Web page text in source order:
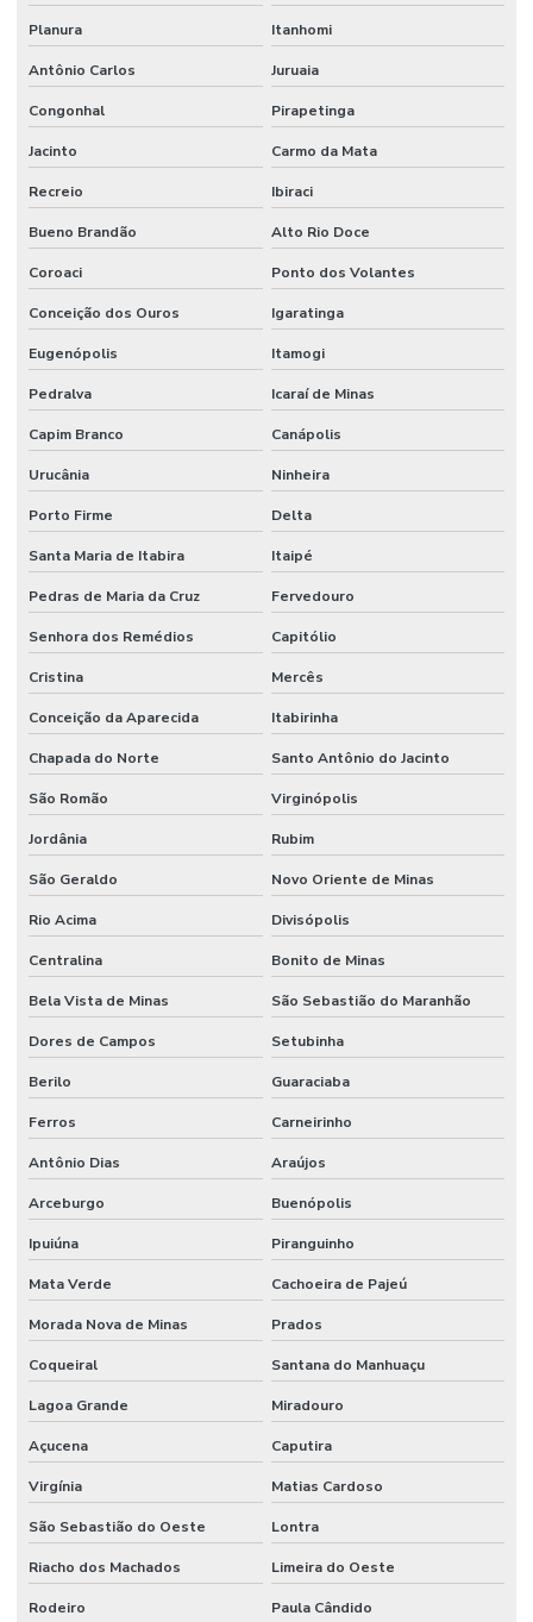
Planura Itanhomi
Antônio Carlos Juruaia
Congonhal Pirapetinga
Jacinto Carmo da Mata
Recreio Ibiraci
Bueno Brandão Alto Rio Doce
Coroaci Ponto dos Volantes
Conceição dos Ouros Igaratinga
Eugenópolis Itamogi
Pedralva Icaraí de Minas
Capim Branco Canápolis
Urucânia Ninheira
Porto Firme Delta
Santa Maria de Itabira Itaipé
Pedras de Maria da Cruz Fervedouro
Senhora dos Remédios Capitólio
Cristina Mercês
Conceição da Aparecida Itabirinha
Chapada do Norte Santo Antônio do Jacinto
São Romão Virginópolis
Jordânia Rubim
São Geraldo Novo Oriente de Minas
Rio Acima Divisópolis
Centralina Bonito de Minas
Bela Vista de Minas São Sebastião do Maranhão
Dores de Campos Setubinha
Berilo Guaraciaba
Ferros Carneirinho
Antônio Dias Araújos
Arceburgo Buenópolis
Ipuiúna Piranguinho
Mata Verde Cachoeira de Pajeú
Morada Nova de Minas Prados
Coqueiral Santana do Manhuaçu
Lagoa Grande Miradouro
Açucena Caputira
Virgínia Matias Cardoso
São Sebastião do Oeste Lontra
Riacho dos Machados Limeira do Oeste
Rodeiro Paula Cândido